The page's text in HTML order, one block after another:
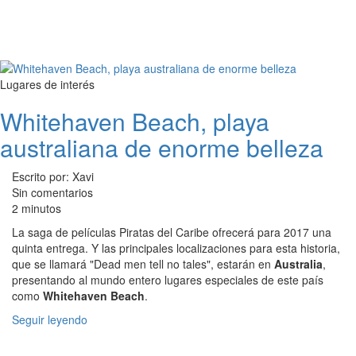
Lugares de interés
Whitehaven Beach, playa
australiana de enorme belleza
Escrito por: Xavi
Sin comentarios
2 minutos
La saga de películas Piratas del Caribe ofrecerá para 2017 una
quinta entrega. Y las principales localizaciones para esta historia,
que se llamará "Dead men tell no tales", estarán en Australia,
presentando al mundo entero lugares especiales de este país
como Whitehaven Beach.
Seguir leyendo